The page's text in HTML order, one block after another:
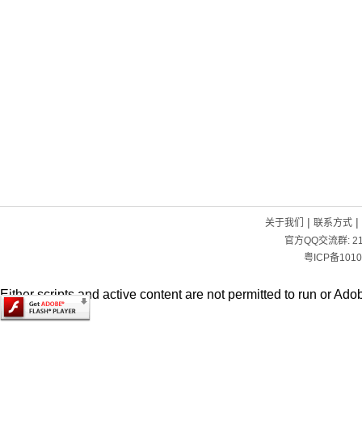
关于我们 | 联系方式|
官方QQ交流群:
粤ICP备
Either scripts and active content are not permitted to run or